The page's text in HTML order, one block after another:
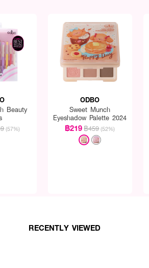
Beauty
(57%)
ODBO
Sweet Munch
Eyeshadow Palette 2024
฿219฿459 (52%)
RECENTLY VIEWED